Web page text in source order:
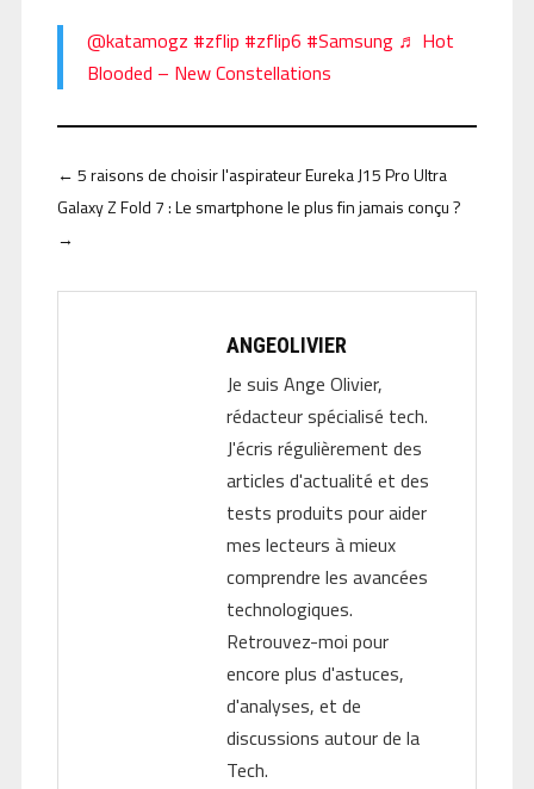
@katamogz #zflip #zflip6 #Samsung ♬ Hot
Blooded – New Constellations
← 5 raisons de choisir l'aspirateur Eureka J15 Pro Ultra
Galaxy Z Fold 7 : Le smartphone le plus fin jamais conçu ?
→
ANGEOLIVIER
Je suis Ange Olivier,
rédacteur spécialisé tech.
J'écris régulièrement des
articles d'actualité et des
tests produits pour aider
mes lecteurs à mieux
comprendre les avancées
technologiques.
Retrouvez-moi pour
encore plus d'astuces,
d'analyses, et de
discussions autour de la
Tech.